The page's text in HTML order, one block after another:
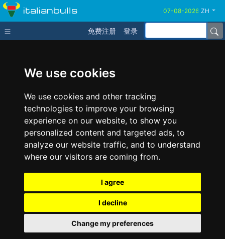
We use cookies
We use cookies and other tracking
technologies to improve your browsing
experience on our website, to show you
personalized content and targeted ads, to
analyze our website traffic, and to understand
where our visitors are coming from.
I agree
I decline
Change my preferences
italianbulls ZH
免费注册 登录